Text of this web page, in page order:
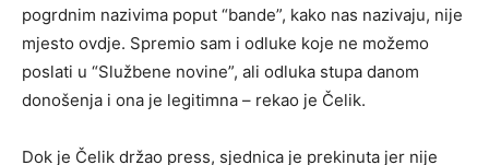
pogrdnim nazivima poput “bande”, kako nas nazivaju, nije
mjesto ovdje. Spremio sam i odluke koje ne možemo
poslati u “Službene novine”, ali odluka stupa danom
donošenja i ona je legitimna – rekao je Čelik.
Dok je Čelik držao press, sjednica je prekinuta jer nije